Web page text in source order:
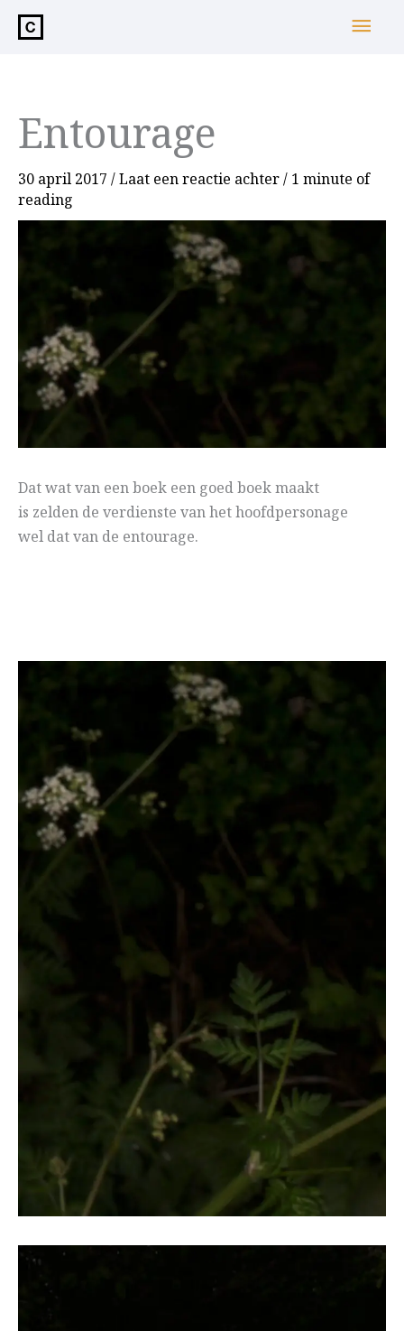
inhoud
Entourage
30 april 2017 /Laat een reactie achter/ 1 minute of
reading
Dat wat van een boek een goed boek maakt
is zelden de verdienste van het hoofdpersonage
wel dat van de entourage.